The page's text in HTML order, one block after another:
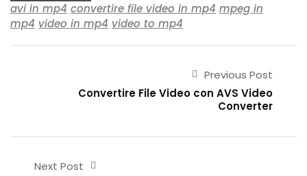
avi in mp4 convertire file video in mp4 mpeg in
mp4 video in mp4 video to mp4
Previous Post
Convertire File Video con AVS Video
Converter
Next Post